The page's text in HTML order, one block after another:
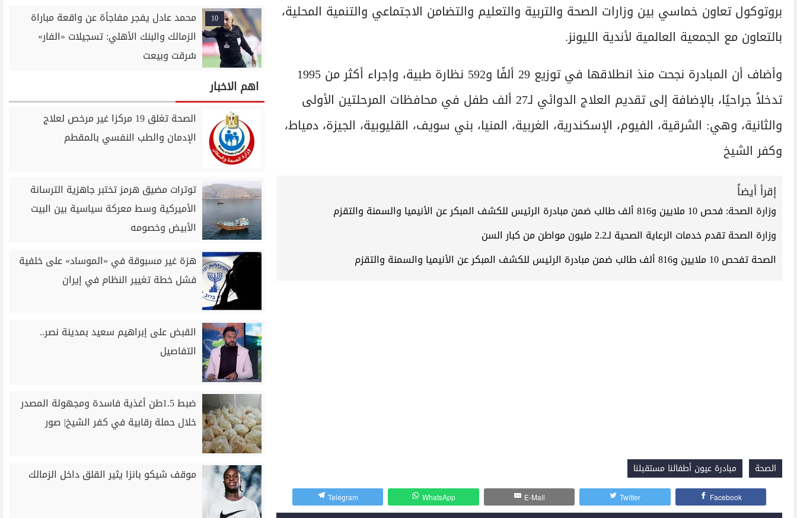
بروتوكول تعاون خماسي بين وزارات الصحة والتربية والتعليم والتضامن الاجتماعي والتنمية المحلية،
بالتعاون مع الجمعية العالمية لأندية الليونز.
وأضاف أن المبادرة نجحت منذ انطلاقها في توزيع 29 ألفًا و592 نظارة طبية، وإجراء أكثر من 1995
تدخلاً جراحيًا، بالإضافة إلى تقديم العلاج الدوائي لـ27 ألف طفل في محافظات المرحلتين الأولى
والثانية، وهي: الشرقية، الفيوم، الإسكندرية، الغربية، المنيا، بني سويف، القليوبية، الجيزة، دمياط،
وكفر الشيخ
إقرأ أيضاً
وزارة الصحة: فحص 10 ملايين و816 ألف طالب ضمن مبادرة الرئيس للكشف المبكر عن الأنيميا والسمنة والتقزم
وزارة الصحة تقدم خدمات الرعاية الصحية لـ2.2 مليون مواطن من كبار السن
الصحة تفحص 10 ملايين و816 ألف طالب ضمن مبادرة الرئيس للكشف المبكر عن الأنيميا والسمنة والتقزم
الصحة مبادرة عيون أطفالنا مستقبلنا
Facebook
Twitter
E-Mail
WhatsApp
Telegram
10
محمد عادل يفجر مفاجأة عن واقعة مباراة
الزمالك والبنك الأهلي: تسجيلات «الفار»
سُرقت وبيعت
اهم الاخبار
الصحة تغلق 19 مركزا غير مرخص لعلاج
الإدمان والطب النفسي بالمقطم
توترات مضيق هرمز تختبر جاهزية الترسانة
الأميركية وسط معركة سياسية بين البيت
الأبيض وخصومه
هزة غير مسبوقة في «الموساد» على خلفية
فشل خطة تغيير النظام في إيران
القبض على إبراهيم سعيد بمدينة نصر..
التفاصيل
ضبط 1.5طن أغذية فاسدة ومجهولة المصدر
خلال حملة رقابية في كفر الشيخ| صور
موقف شيكو بانزا يثير القلق داخل الزمالك